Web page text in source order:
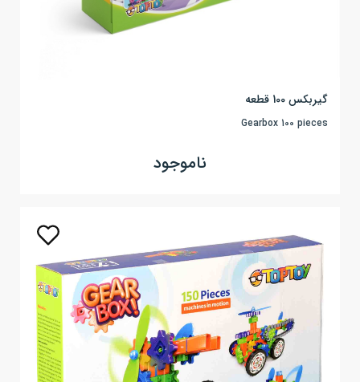
گیربکس 100 قطعه
Gearbox 100 pieces
ناموجود